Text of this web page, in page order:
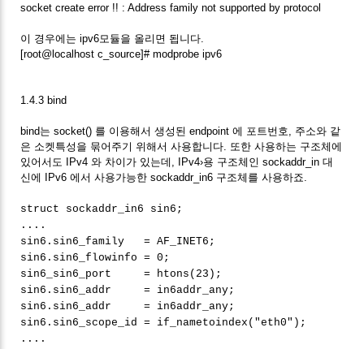
socket create error !! : Address family not supported by protocol
이 경우에는 ipv6모듈을 올리면 됩니다.
[root@localhost c_source]# modprobe ipv6
1.4.3 bind
bind는 socket() 를 이용해서 생성된 endpoint 에 포트번호, 주소와 같
은 소켓특성을 묶어주기 위해서 사용합니다. 또한 사용하는 구조체에
있어서도 IPv4 와 차이가 있는데, IPv4›용 구조체인 sockaddr_in 대
신에 IPv6 에서 사용가능한 sockaddr_in6 구조체를 사용하죠.
struct sockaddr_in6 sin6;
....
sin6.sin6_family = AF_INET6;
sin6.sin6_flowinfo = 0;
sin6_sin6_port = htons(23);
sin6.sin6_addr = in6addr_any;
sin6.sin6_addr = in6addr_any;
sin6.sin6_scope_id = if_nametoindex("eth0");
....